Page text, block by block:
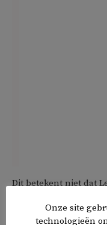
Dit betekent niet dat
PVV volledig haaks
Onze site
technologieën